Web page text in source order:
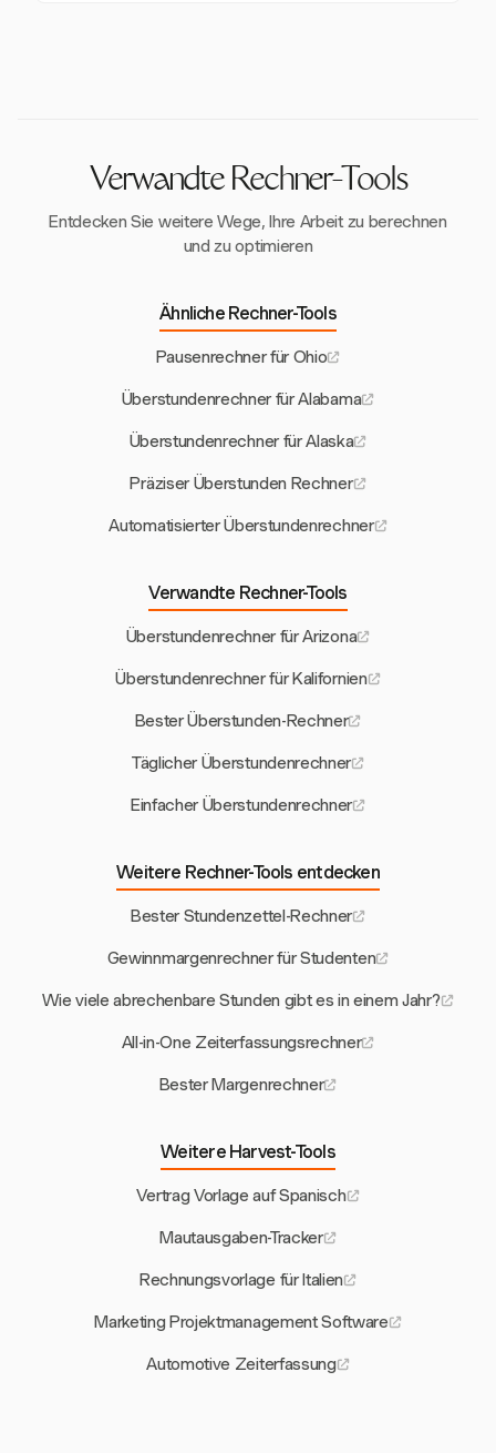
Verwandte Rechner-Tools
Entdecken Sie weitere Wege, Ihre Arbeit zu berechnen
und zu optimieren
Ähnliche Rechner-Tools
Pausenrechner für Ohio
Überstundenrechner für Alabama
Überstundenrechner für Alaska
Präziser Überstunden Rechner
Automatisierter Überstundenrechner
Verwandte Rechner-Tools
Überstundenrechner für Arizona
Überstundenrechner für Kalifornien
Bester Überstunden-Rechner
Täglicher Überstundenrechner
Einfacher Überstundenrechner
Weitere Rechner-Tools entdecken
Bester Stundenzettel-Rechner
Gewinnmargenrechner für Studenten
Wie viele abrechenbare Stunden gibt es in einem Jahr?
All-in-One Zeiterfassungsrechner
Bester Margenrechner
Weitere Harvest-Tools
Vertrag Vorlage auf Spanisch
Mautausgaben-Tracker
Rechnungsvorlage für Italien
Marketing Projektmanagement Software
Automotive Zeiterfassung